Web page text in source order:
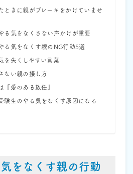
ときに親がブレーキをかけていませ
る気をなくさない声かけが重要
る気をなくす親のNG行動5選
を失くしやすい言葉
ない親の接し方
『愛のある放任』
験生のやる気をなくす原因になる
をなくす親の行動